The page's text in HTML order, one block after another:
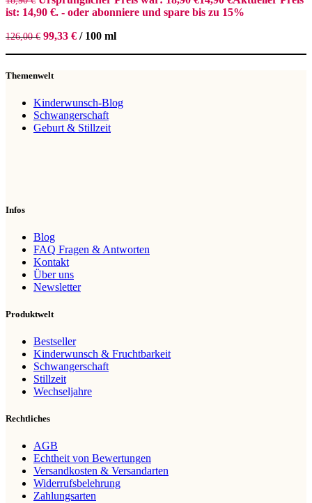
ist: 14,90 €. - oder abonniere und spare bis zu 15%
126,00€ 99,33 € / 100 ml
Themenwelt
Kinderwunsch-Blog
Schwangerschaft
Geburt & Stillzeit
Infos
Blog
FAQ Fragen & Antworten
Kontakt
Über uns
Newsletter
Produktwelt
Bestseller
Kinderwunsch & Fruchtbarkeit
Schwangerschaft
Stillzeit
Wechseljahre
Rechtliches
AGB
Echtheit von Bewertungen
Versandkosten & Versandarten
Widerrufsbelehrung
Zahlungsarten